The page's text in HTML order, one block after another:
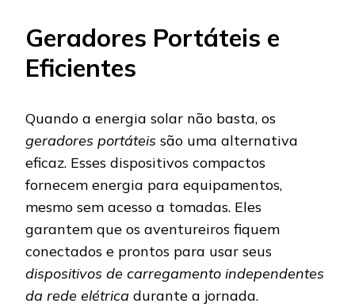
Geradores Portáteis e
Eficientes
Quando a energia solar não basta, os
geradores portáteis são uma alternativa
eficaz. Esses dispositivos compactos
fornecem energia para equipamentos,
mesmo sem acesso a tomadas. Eles
garantem que os aventureiros fiquem
conectados e prontos para usar seus
dispositivos de carregamento independentes
da rede elétrica durante a jornada.